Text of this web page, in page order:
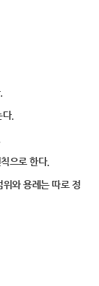
.
으로 한다.
와 용례는 따로 정